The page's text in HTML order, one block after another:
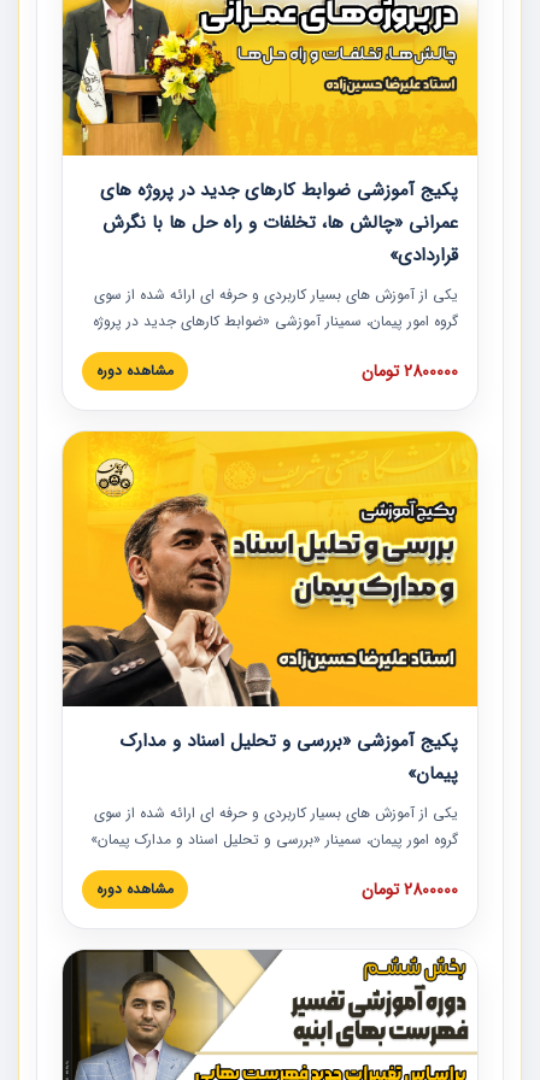
پکیج آموزشی ضوابط کارهای جدید در پروژه های
عمرانی «چالش ها، تخلفات و راه حل ها با نگرش
قراردادی»
یکی از آموزش‏‏‏‏‏‏ های بسیار کاربردی و حرفه‏ ای ارائه شده از سوی
گروه امور پیمان، سمینار آموزشی «ضوابط کارهای جدید در پروژه
های عمرانی» چالش ها، تخلفات و راه حل ها با نگرش قراردادی
است که در محل سندیکای شرکت های ساختمانی کشور ارائه شد.
مدارک پیمان به همراه تجربیات عملی ارائه شده است.
2800000 تومان مشاهده دوره
پکیج آموزشی «بررسی و تحلیل اسناد و مدارک
پیمان»
یکی از آموزش‏‏‏‏‏‏ های بسیار کاربردی و حرفه‏ ای ارائه شده از سوی
گروه امور پیمان، سمینار «بررسی و تحلیل اسناد و مدارک پیمان»
است که در دانشگاه صنعتی شریف ارائه شد. در این آموزش
نکات کلیدی مربوط به اسناد و مدارک پیمان، اولویت بندی اسناد
پیمان به همراه تجربیات عملی در این خصوص ارائه شده است.
2800000 تومان مشاهده دوره